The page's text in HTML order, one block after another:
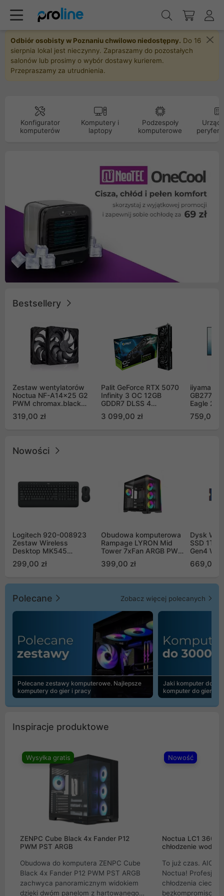
Odbiór osobisty w Poznaniu chwilowo niedostępny. Do 16
sierpnia lokal jest nieczynny. Zapraszamy do pozostałych
salonów lub prosimy o wybór dostawy kurierem.
Przepraszamy za utrudnienia.
Konfigurator
komputerów
Komputery i
laptopy
Podzespoły
komputerowe
Bestsellery
Zestaw wentylatorów
Noctua NF-A14x25 G2
PWM chromax.black
Push Pull (2szt)
319,00 zł
Palit GeForce RTX 5070
Infinity 3 OC 12GB
GDDR7 DLSS 4
GB2050S)
3 099,00 zł
iiyama G-
Eagle 27"
759,00 zł
Nowości
Logitech 920-008923
Zestaw Wireless
Desktop MK545
299,00 zł
Obudowa komputerowa
Rampage LYRON Mid
Tower 7xFan ARGB PWM
399,00 zł
Dysk WD
SSD 1TB
Gen4
669,00
Polecane Zobacz więcej polecanych
Polecane zestawy komputerowe. Najlepsze
komputery do gier i pracy
Jaki komputer do
komputer do gier |
Inspiracje produktowe
Wysyłka gratis
ZENPC Cube Black 4x Fander P12
PWM PST ARGB
Obudowa do komputera ZENPC Cube
Black 4x Fander P12 PWM PST ARGB
zachwyca panoramicznym widokiem
dzięki dwóm panelom z hartowanego
Nowość
Noctua LC1
chłodzenie wodne
To już czas. AIO
Noctua!
chłodzenia cieczą